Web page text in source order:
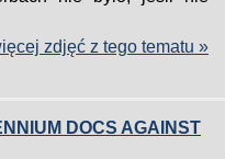
zdjęć z tego tematu »
DOCS AGAINST